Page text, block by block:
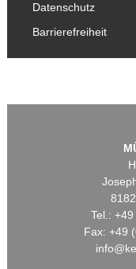
Datenschutz
Barrierefreiheit
Tel.:
Fax: +49